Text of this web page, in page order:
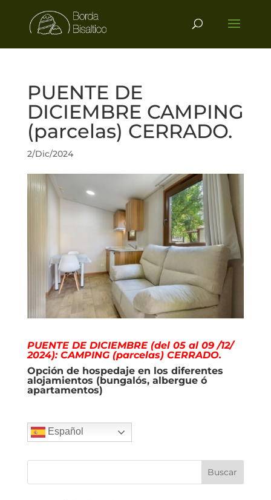
PUENTE DE
DICIEMBRE CAMPING
(parcelas) CERRADO.
2/Dic/2024
PUENTE DE DICIEMBRE (del 05 al 09 /12/
2024): CAMPING (parcelas) CERRADO.
Opción de hospedaje en los diferentes
alojamientos (bungalós, albergue ó
apartamentos)
Español